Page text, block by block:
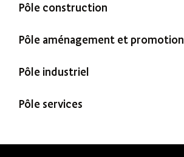
Pôle construction
Trecobat
Extenbois
Mureno
Pôle aménagement et promotion
Amenatys
Office Santé – Marque partenaire
Pôle industriel
Murébois
Pôle services